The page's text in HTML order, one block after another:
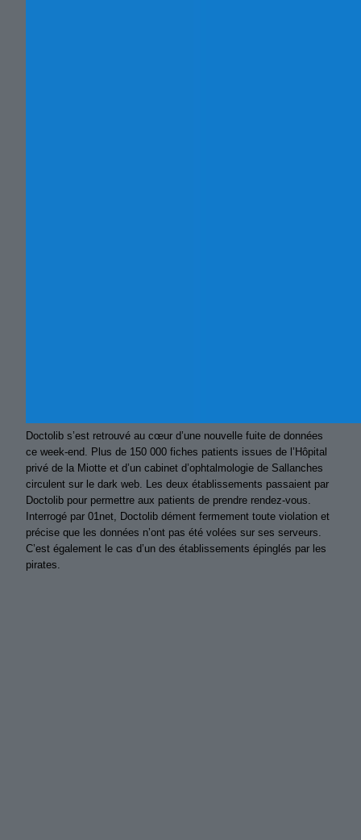
Doctolib s’est retrouvé au cœur d’une nouvelle fuite de données
ce week-end. Plus de 150 000 fiches patients issues de l’Hôpital
privé de la Miotte et d’un cabinet d’ophtalmologie de Sallanches
circulent sur le dark web. Les deux établissements passaient par
Doctolib pour permettre aux patients de prendre rendez-vous.
Interrogé par 01net, Doctolib dément fermement toute violation et
précise que les données n’ont pas été volées sur ses serveurs.
C’est également le cas d’un des établissements épinglés par les
pirates.